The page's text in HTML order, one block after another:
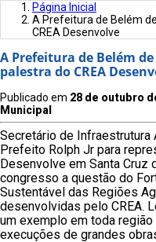
Página Inicial
A Prefeitura de Belém
CREA Desenvolve
A Prefeitura de Belém
palestra do CREA
Publicado em 28 de outubro
Municipal
Secretário de
Prefeito Rolph Jr para
Desenvolve em Santa Cruz
congresso a questão do
Sustentável das Regiões
desenvolvidas pelo CREA.
um exemplo em toda
execuções de grandes